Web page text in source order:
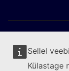
Sellel
Külastage